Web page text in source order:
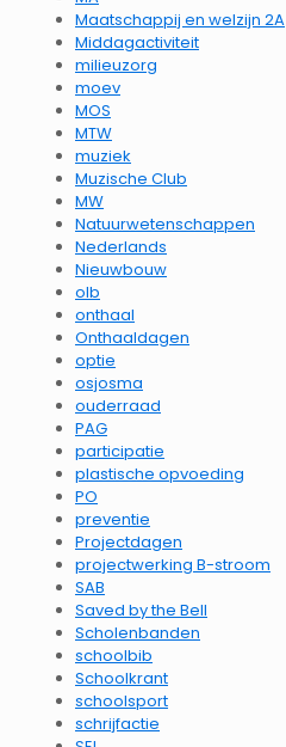
Maatschappij en welzijn 2A
Middagactiviteit
milieuzorg
moev
MOS
MTW
muziek
Muzische Club
MW
Natuurwetenschappen
Nederlands
Nieuwbouw
olb
onthaal
Onthaaldagen
optie
osjosma
ouderraad
PAG
participatie
plastische opvoeding
PO
preventie
Projectdagen
projectwerking B-stroom
SAB
Saved by the Bell
Scholenbanden
schoolbib
Schoolkrant
schoolsport
schrijfactie